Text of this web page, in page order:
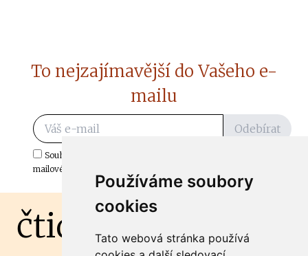
Používáme soubory
cookies
Tato webová stránka používá
To nejzajímavější do Vašeho e-
mailu
Odebírat
Souhlasím s odběrem důležitých zpráv ze ČtiDoma.cz do mé e-
mailové schránky.
čtidoma.cz